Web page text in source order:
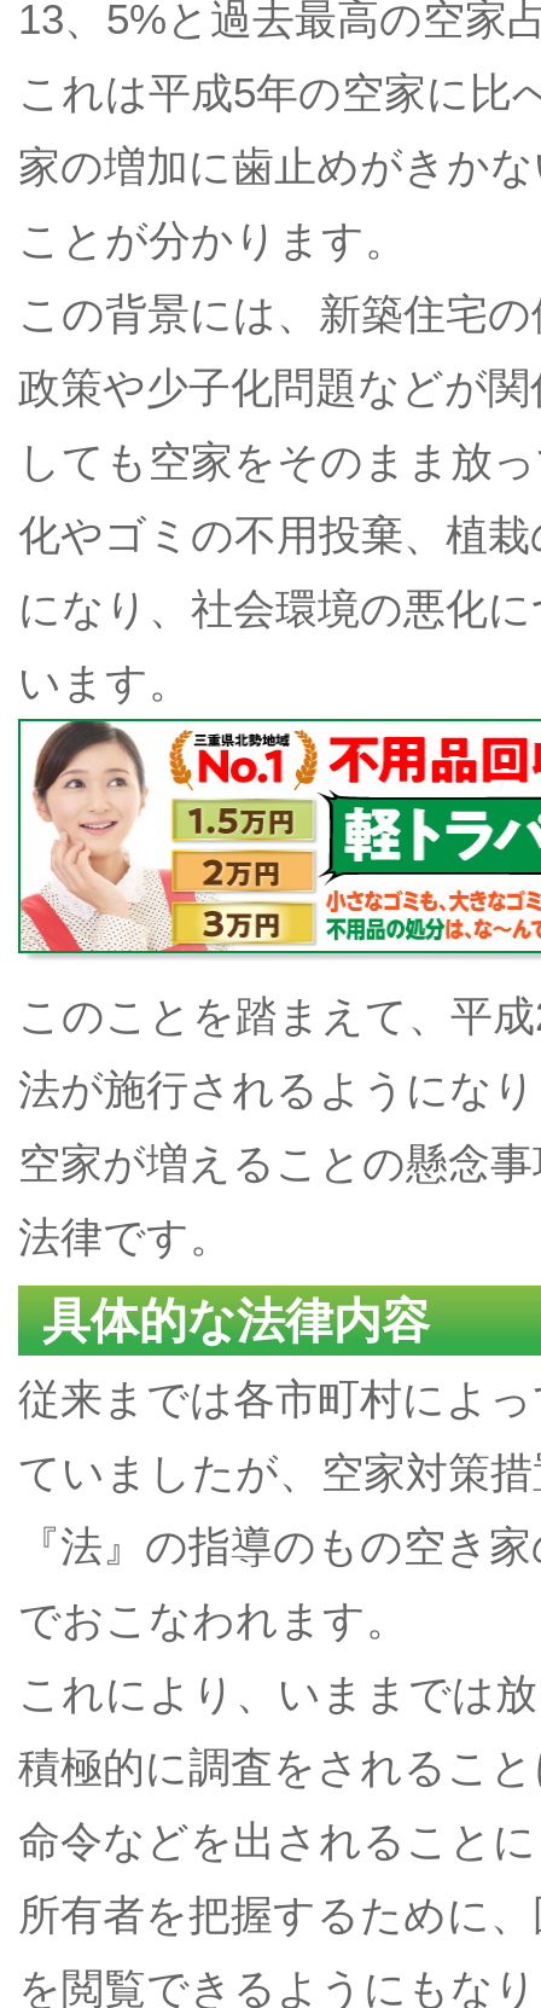
13、5%と過去最高の空家
これは平成5年の空家に比
家の増加に歯止めがきか
ことが分かります。
この背景には、新築住宅
政策や少子化問題などが
しても空家をそのまま放
化やゴミの不用投棄、植
になり、社会環境の悪化
います。
このことを踏まえて、平
法が施行されるようにな
空家が増えることの懸念
法律です。
具体的な法律内容
従来までは各市町村によ
ていましたが、空家対策
『法』の指導のもの空き
でおこなわれます。
これにより、いままでは
積極的に調査をされるこ
命令などを出されること
所有者を把握するために
を閲覧できるようにもな